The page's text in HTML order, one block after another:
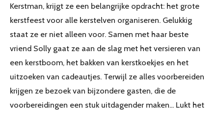
Kerstman, krijgt ze een belangrijke opdracht: het grote
kerstfeest voor alle kerstelven organiseren. Gelukkig
staat ze er niet alleen voor. Samen met haar beste
vriend Solly gaat ze aan de slag met het versieren van
een kerstboom, het bakken van kerstkoekjes en het
uitzoeken van cadeautjes. Terwijl ze alles voorbereiden
krijgen ze bezoek van bijzondere gasten, die de
voorbereidingen een stuk uitdagender maken... Lukt het